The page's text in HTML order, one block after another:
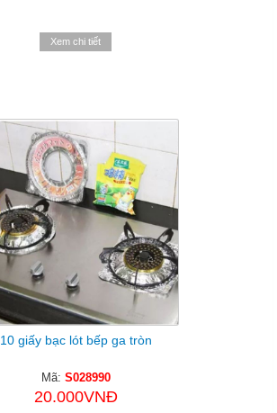
Xem chi tiết
10 giấy bạc lót bếp ga tròn
Mã: S028990
20.000VNĐ